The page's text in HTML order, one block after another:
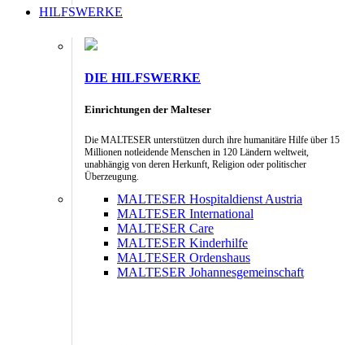
HILFSWERKE
DIE HILFSWERKE
Einrichtungen der Malteser
Die MALTESER unterstützen durch ihre humanitäre Hilfe über 15
Millionen notleidende Menschen in 120 Ländern weltweit,
unabhängig von deren Herkunft, Religion oder politischer
Überzeugung.
MALTESER Hospitaldienst Austria
MALTESER International
MALTESER Care
MALTESER Kinderhilfe
MALTESER Ordenshaus
MALTESER Johannesgemeinschaft